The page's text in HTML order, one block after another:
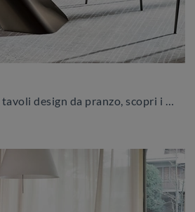
Se sei alla ricerca di tavoli design da pranzo, scopri i modelli allungabili di Calligaris: clicca e scopri il modello Axiom vetro in vetro.